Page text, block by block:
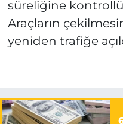
süreliğine
Araçların
yeniden trafiğe